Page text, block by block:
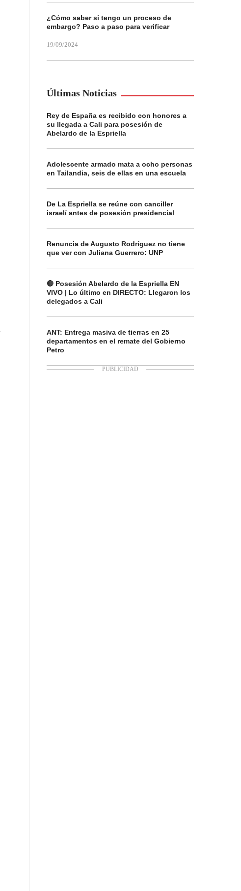
¿Cómo saber si tengo un proceso de
embargo? Paso a paso para verificar
19/09/2024
Últimas Noticias
Rey de España es recibido con honores a
su llegada a Cali para posesión de
Abelardo de la Espriella
Adolescente armado mata a ocho personas
en Tailandia, seis de ellas en una escuela
De La Espriella se reúne con canciller
israelí antes de posesión presidencial
Renuncia de Augusto Rodríguez no tiene
que ver con Juliana Guerrero: UNP
🔴 Posesión Abelardo de la Espriella EN
VIVO | Lo último en DIRECTO: Llegaron los
delegados a Cali
ANT: Entrega masiva de tierras en 25
departamentos en el remate del Gobierno
Petro